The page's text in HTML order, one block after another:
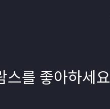
를 좋아하세요